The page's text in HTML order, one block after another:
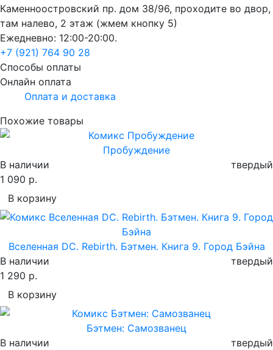
Каменноостровский пр. дом 38/96, проходите во двор,
там налево, 2 этаж (жмем кнопку 5)
Ежедневно: 12:00-20:00.
+7 (921) 764 90 28
Способы оплаты
Онлайн оплата
Оплата и доставка
Похожие товары
Пробуждение
В наличии
твердый
1 090 р.
В корзину
Вселенная DC. Rebirth. Бэтмен. Книга 9. Город Бэйна
В наличии
твердый
1 290 р.
В корзину
Бэтмен: Самозванец
В наличии
твердый